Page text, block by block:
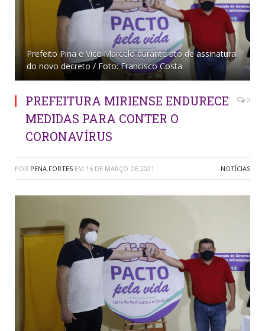
Prefeito Pina e Vice Marcelo durante ato de assinatura
do novo decreto / Foto: Francisco Costa
PREFEITURA MIRIENSE ENDURECE
MEDIDAS PARA CONTER O
CORONAVÍRUS
0
POR PENA.FORTES EM 16 DE MARÇO DE 2021 NOTÍCIAS